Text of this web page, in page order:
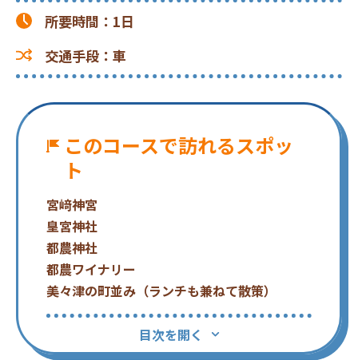
所要時間 ： 1日
交通手段 ： 車
目次を開く
このコースで訪れるスポッ
ト
宮﨑神宮
皇宮神社
都農神社
都農ワイナリー
美々津の町並み（ランチも兼ねて散策）